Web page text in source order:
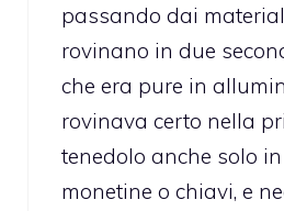
passando dai
rovinano in due
che era pure in
rovinava certo nella
tenedolo anche solo
monetine o chiavi, e